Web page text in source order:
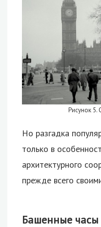
Рисунок 5.
Но разгадка
только в
архитектурного
прежде всего
Башенные часы